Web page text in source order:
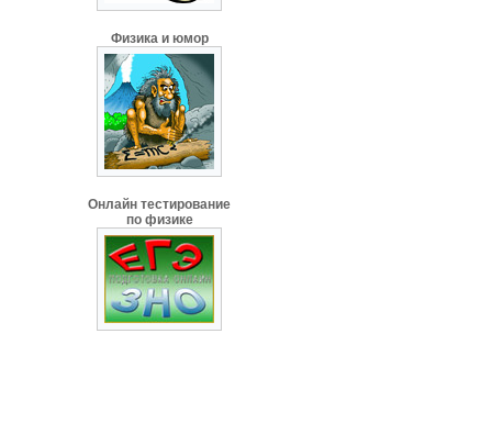
Физика и юмор
Онлайн тестирование
по физике